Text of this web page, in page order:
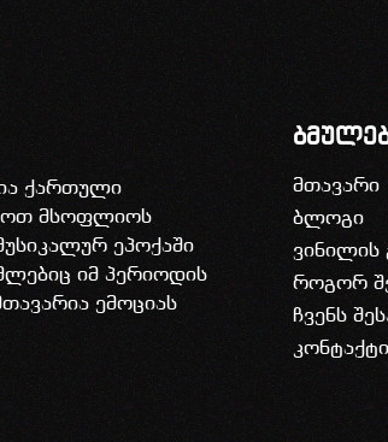
ქართული
მსოფლიოს
ეპოქაში
იმ პერიოდის
ემოციას
მთავარი
ბლოგი
ვინილის
როგორ
ჩვენს
კონტაქტი